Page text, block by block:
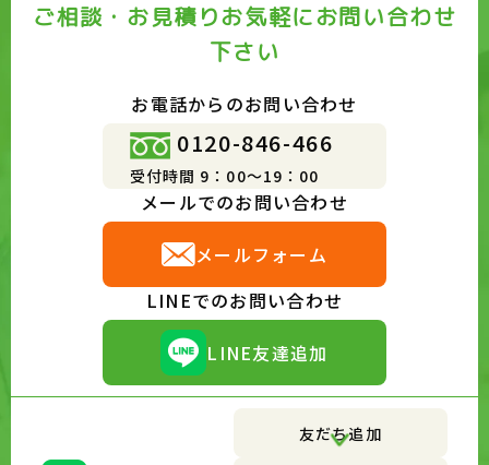
ご相談・お見積りお気軽にお問い合わせ
下さい
お電話からのお問い合わせ
0120-846-466
受付時間 9：00～19：00
メールでのお問い合わせ
メールフォーム
LINEでのお問い合わせ
LINE友達追加
友だち追加